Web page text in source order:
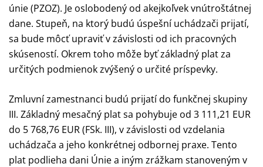
únie (PZOZ). Je oslobodený od akejkoľvek vnútroštátnej
dane. Stupeň, na ktorý budú úspešní uchádzači prijatí,
sa bude môcť upraviť v závislosti od ich pracovných
skúseností. Okrem toho môže byť základný plat za
určitých podmienok zvýšený o určité príspevky.
Zmluvní zamestnanci budú prijatí do funkčnej skupiny
III. Základný mesačný plat sa pohybuje od 3 111,21 EUR
do 5 768,76 EUR (FSk. III), v závislosti od vzdelania
uchádzača a jeho konkrétnej odbornej praxe. Tento
plat podlieha dani Únie a iným zrážkam stanoveným v